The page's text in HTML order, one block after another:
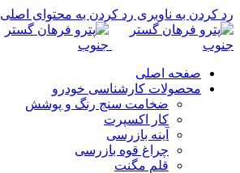
رد کردن به ناوبری رد کردن به محتوای اصلی
صفحه اصلی
محصولات کارشناسی خودرو
ضخامت سنج رنگ و پوشش
کار اکسپرت
آینه بازرسی
چراغ قوه بازرسی
قلم مگنت